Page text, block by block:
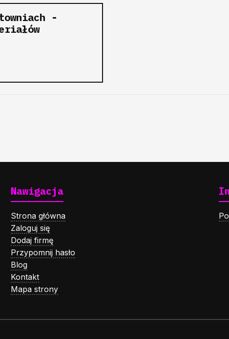
-
Nawigacja
Strona główna
Zaloguj się
Dodaj firmę
Przypomnij hasło
Blog
Kontakt
Mapa strony